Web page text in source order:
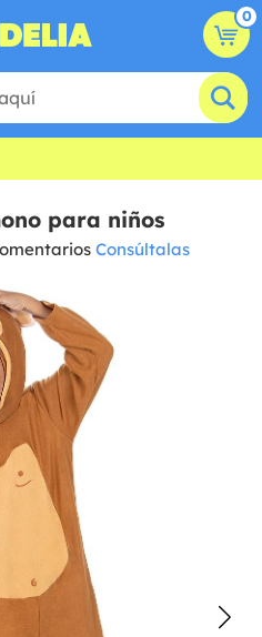
0
para niños
Consúltalas